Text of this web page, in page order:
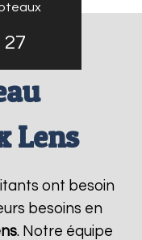
27
Lens
ont besoin
besoins en
. Notre équipe